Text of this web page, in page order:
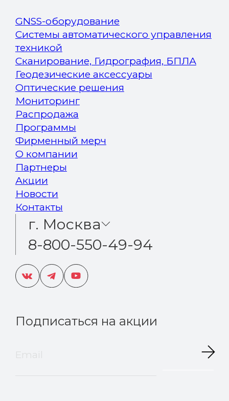
GNSS-оборудование
Системы автоматического управления
техникой
Сканирование, Гидрография, БПЛА
Геодезические аксессуары
Оптические решения
Мониторинг
Распродажа
Программы
Фирменный мерч
О компании
Партнеры
Акции
Новости
Контакты
г. Москва
8-800-550-49-94
Подписаться на акции